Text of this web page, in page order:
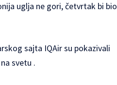
uglja ne gori, četvrtak bi bio
sajta IQAir su pokazivali
svetu .